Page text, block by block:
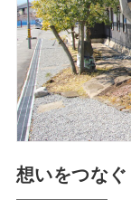
想いをつな